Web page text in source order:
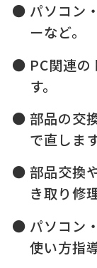
パソコン
ーなど。
PC関連
す。
部品の交
で直します
部品交換
き取り修
パソコン
使い方指